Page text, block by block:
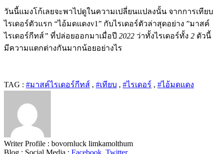
วันนี้แมงโก้เลยจะพาไปดูในความเปลี่ยนแปลงนั้น จากการเทียบ
ไรเดอร์ตัวแรก “ไอ้มดแดงv1” กับไรเดอร์ตัวล่าสุดอย่าง ”มาสค์
ไรเดอร์กีทส์” ที่ปล่อยออกมาเมื่อปี 2022 ว่าทั้งไรเดอร์ทั้ง 2 ตัวนี้
มีความแตกต่างกันมากน้อยอย่างไร
TAG : #มาสค์ไรเดอร์กีทส์ , #เทียบ , #ไรเดอร์ , #ไอ้มดแดง
Writer Profile : bovornluck limkamolthum
Blog : Social Media : Facebook, Twitter